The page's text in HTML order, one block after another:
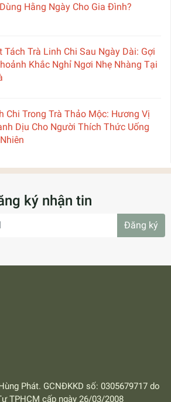
Hằng Ngày Cho Gia Đình?
Tách Trà Linh Chi Sau Ngày Dài: Gợi
Khắc Nghỉ Ngơi Nhẹ Nhàng Tại
Chi Trong Trà Thảo Mộc: Hương Vị
Dịu Cho Người Thích Thức Uống
ký nhận tin
Đăng ký
Phát. GCNĐKKD số: 0305679717 do
TPHCM cấp ngày 26/03/2008